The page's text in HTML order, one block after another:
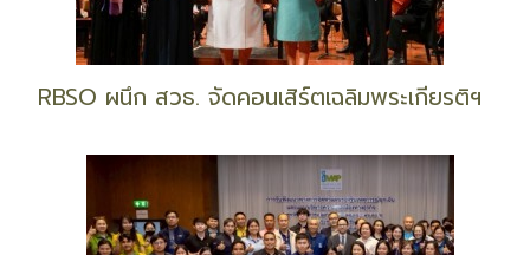
RBSO ผนึก สวธ. จัดคอนเสิร์ตเฉลิมพระเกียรติฯ